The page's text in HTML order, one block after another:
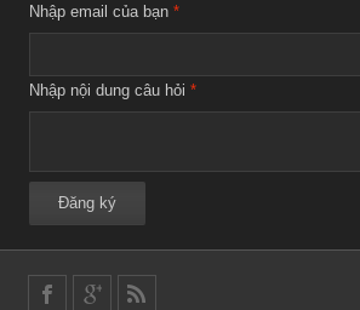
Nhập email của bạn *
Nhập nội dung câu hỏi *
Đăng ký